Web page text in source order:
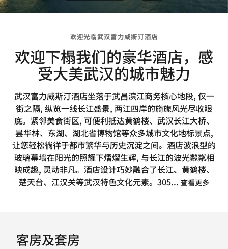
欢迎光临武汉富力威斯汀酒店
欢迎下榻我们的豪华酒店，感
受大美武汉的城市魅力
武汉富力威斯汀酒店坐落于武昌滨江商务核心地段, 仅一
街之隔, 纵览一线长江盛景, 两江四岸的旖旎风光尽收眼
底。紧邻美食街区, 可便利抵达黄鹤楼、武汉长江大桥、
昙华林、东湖、湖北省博物馆等众多城市文化地标景点,
让您轻松徜徉于都市繁华与历史沉淀之间。酒店波浪型的
玻璃幕墙在阳光的照耀下熠熠生辉, 与长江的波光粼粼相
映成趣, 灵动非凡。酒店设计巧妙融合了长江、黄鹤楼、
楚天台、江汉关等武汉特色文化元素。305... 查看更多
客房及套房